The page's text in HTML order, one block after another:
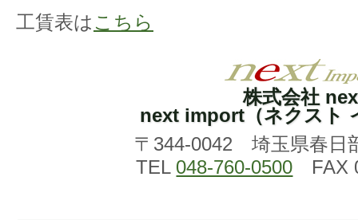
工賃表は こちら
株式会社
next import（ネクスト
〒344-0042 埼玉県春日
TEL 048-760-0500 FAX